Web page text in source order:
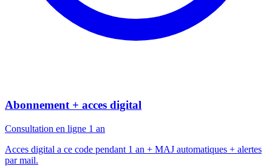
Abonnement + acces digital
Consultation en ligne 1 an
Acces digital a ce code pendant 1 an + MAJ automatiques + alertes
par mail.